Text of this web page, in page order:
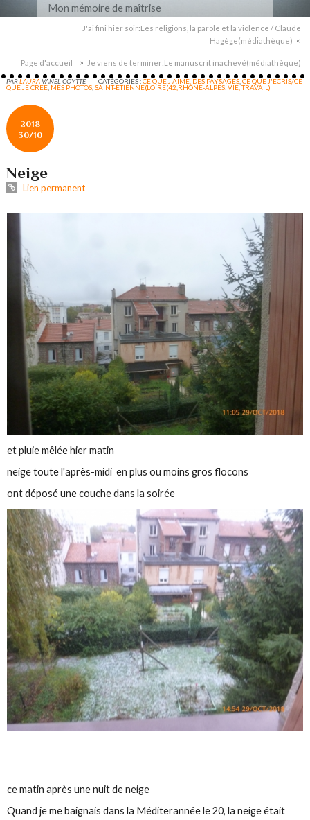
Mon mémoire de maîtrise
J'ai fini hier soir:Les religions, la parole et la violence / Claude
Hagège(médiathèque)
Page d'accueil Je viens de terminer:Le manuscrit inachevé(médiathèque)
PARLAURAVANEL-COYTTE CATÉGORIES :CE QUE J'AIME. DES PAYSAGES ,CE QUE J'ECRIS/CE
QUE JE CREE MES PHOTOS ,SAINT-ETIENNE(LOIRE(42,RHÔNE-ALPES: VIE, TRAVAIL)
2018
30/10
Neige
Lien permanent
et pluie mêlée hier matin
neige toute l'après-midi en plus ou moins gros flocons
ont déposé une couche dans la soirée
ce matin après une nuit de neige
Quand je me baignais dans la Méditerannée le 20, la neige était